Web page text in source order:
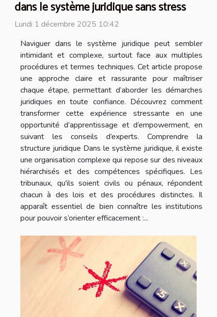
dans le système juridique sans stress
Lundi 1 décembre 2025 10:42
Naviguer dans le système juridique peut sembler
intimidant et complexe, surtout face aux multiples
procédures et termes techniques. Cet article propose
une approche claire et rassurante pour maîtriser
chaque étape, permettant d’aborder les démarches
juridiques en toute confiance. Découvrez comment
transformer cette expérience stressante en une
opportunité d’apprentissage et d’empowerment, en
suivant les conseils d’experts. Comprendre la
structure juridique Dans le système juridique, il existe
une organisation complexe qui repose sur des niveaux
hiérarchisés et des compétences spécifiques. Les
tribunaux, qu'ils soient civils ou pénaux, répondent
chacun à des lois et des procédures distinctes. Il
apparaît essentiel de bien connaître les institutions
pour pouvoir s’orienter efficacement :...